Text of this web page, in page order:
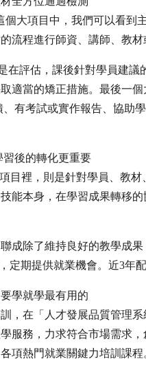
個大項目中，我們可以看到
流程進行師資、講師、教材
在評估，課後針對學員建
適當的矯正措施。最後一
有考試或實作報告、協助
後的轉化更重要
目裡，則是針對學員、教
能本身，在學習成果轉移
成除了維持良好的教學成
定期提供就業機會。近3年
學就學最有用的
，在「人才發展品質管理
服務，力求符合市場需求
項熱門就業關鍵力培訓課程